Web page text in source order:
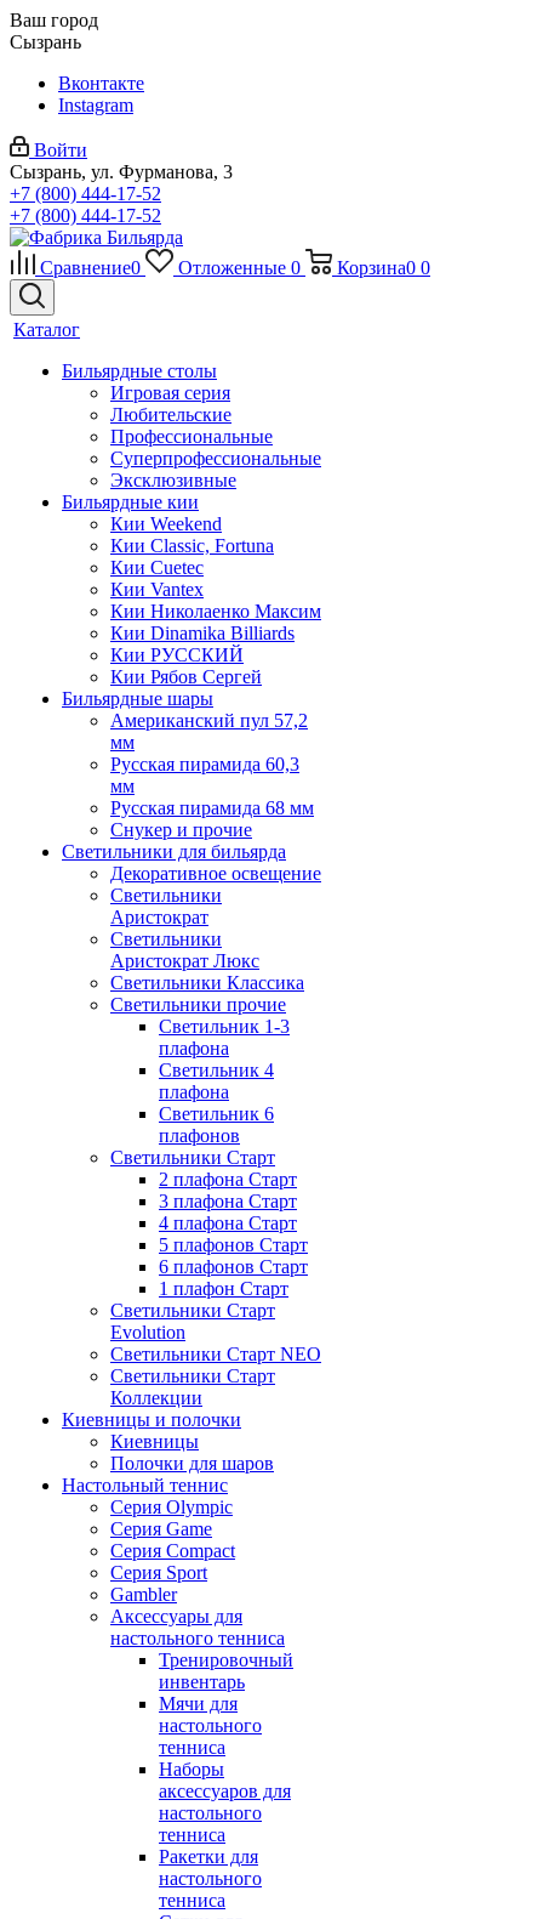
Ваш город
Сызрань
Вконтакте
Instagram
Войти
Сызрань, ул. Фурманова, 3
+7 (800) 444-17-52
+7 (800) 444-17-52
Сравнение0 Отложенные 0 Корзина0 0
Каталог
Бильярдные столы
Игровая серия
Любительские
Профессиональные
Суперпрофессиональные
Эксклюзивные
Бильярдные кии
Кии Weekend
Кии Classic, Fortuna
Кии Cuetec
Кии Vantex
Кии Николаенко Максим
Кии Dinamika Billiards
Кии РУССКИЙ
Кии Рябов Сергей
Бильярдные шары
Американский пул 57,2
мм
Русская пирамида 60,3
мм
Русская пирамида 68 мм
Снукер и прочие
Светильники для бильярда
Декоративное освещение
Светильники
Аристократ
Светильники
Аристократ Люкс
Светильники Классика
Светильники прочие
Светильник 1-3
плафона
Светильник 4
плафона
Светильник 6
плафонов
Светильники Старт
2 плафона Старт
3 плафона Старт
4 плафона Старт
5 плафонов Старт
6 плафонов Старт
1 плафон Старт
Светильники Старт
Evolution
Светильники Старт NEO
Светильники Старт
Коллекции
Киевницы и полочки
Киевницы
Полочки для шаров
Настольный теннис
Серия Olympic
Серия Game
Серия Compact
Серия Sport
Gambler
Аксессуары для
настольного тенниса
Тренировочный
инвентарь
Мячи для
настольного
тенниса
Наборы
аксессуаров для
настольного
тенниса
Ракетки для
настольного
тенниса